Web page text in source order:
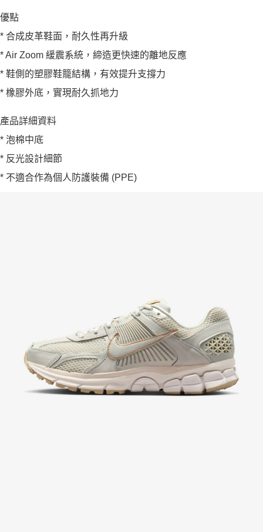
優點
* 合成皮革鞋面，耐久性再升級
* Air Zoom 緩震系統，締造更快速的離地反應
* 鞋側的塑膠鞋籠結構，有效提升支撐力
* 橡膠外底，實現耐久抓地力
產品詳細資料
* 泡棉中底
* 反光設計細節
* 不適合作為個人防護裝備 (PPE)